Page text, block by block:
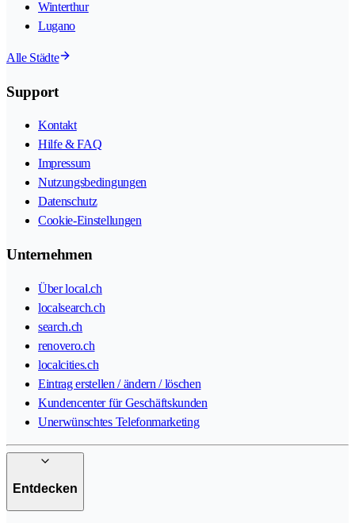
Winterthur
Lugano
Alle Städte
Support
Kontakt
Hilfe & FAQ
Impressum
Nutzungsbedingungen
Datenschutz
Cookie-Einstellungen
Unternehmen
Über local.ch
localsearch.ch
search.ch
renovero.ch
localcities.ch
Eintrag erstellen / ändern / löschen
Kundencenter für Geschäftskunden
Unerwünschtes Telefonmarketing
Entdecken